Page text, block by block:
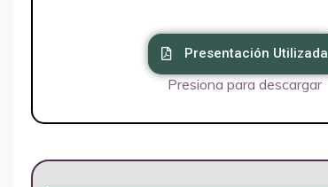
Presentación Utilizada
Presiona para descargar